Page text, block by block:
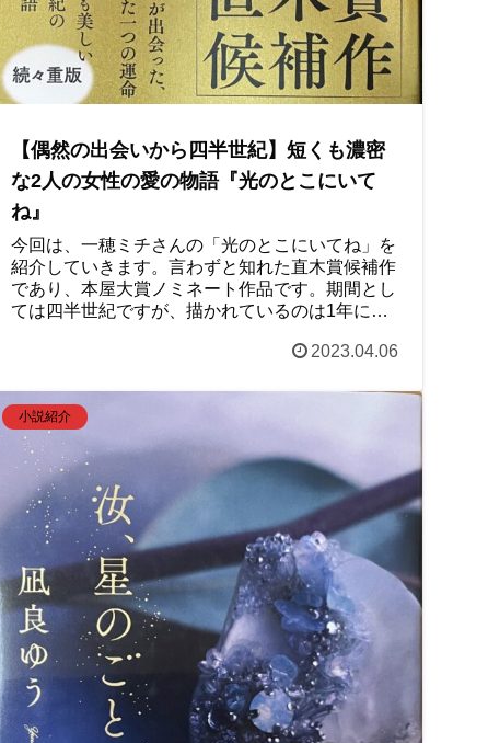
【偶然の出会いから四半世紀】短くも濃密
な2人の女性の愛の物語『光のとこにいて
ね』
今回は、一穂ミチさんの「光のとこにいてね」を
紹介していきます。言わずと知れた直木賞候補作
であり、本屋大賞ノミネート作品です。期間とし
ては四半世紀ですが、描かれているのは1年に満
強さを感じる作品でした。よかったら読んでみて
2023.04.06
小説紹介